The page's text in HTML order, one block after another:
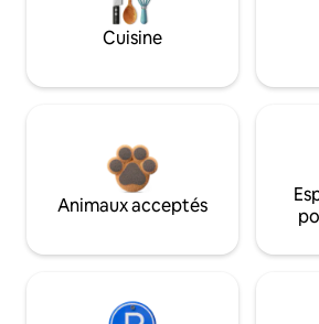
Cuisine
Animaux acceptés